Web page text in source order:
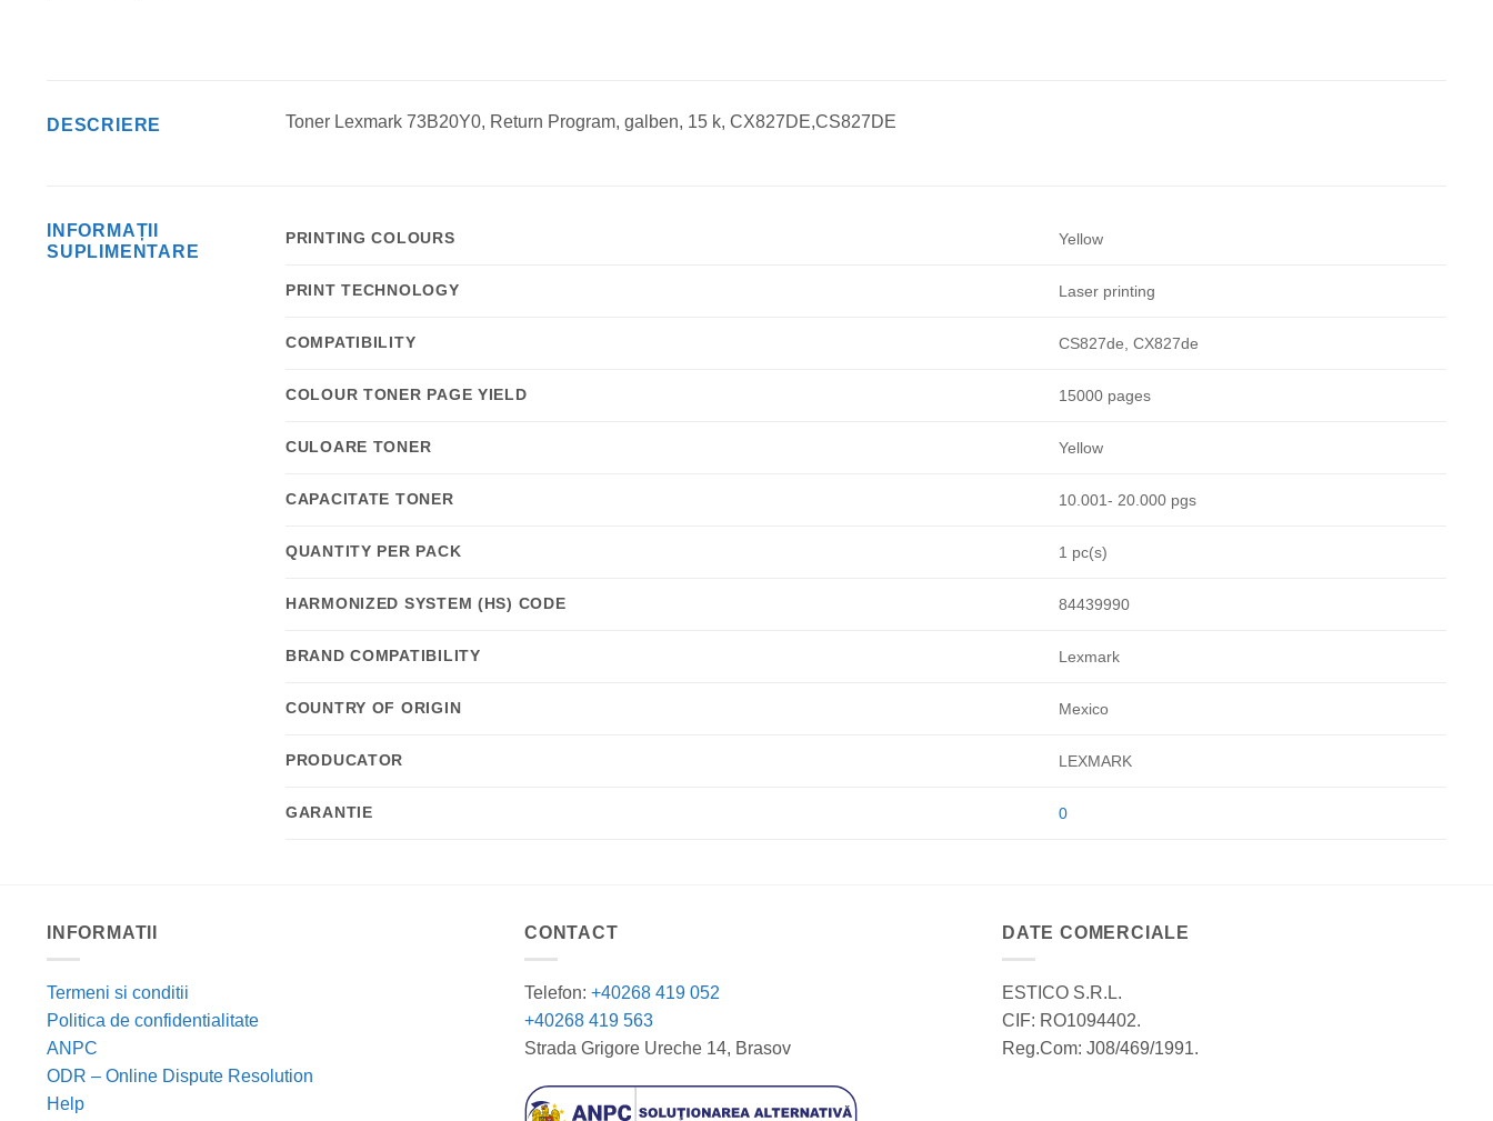
DESCRIERE Toner Lexmark 73B20Y0, Return Program, galben, 15 k, CX827DE,CS827DE
INFORMAȚII
SUPLIMENTARE
PRINTING COLOURS Yellow
PRINT TECHNOLOGY Laser printing
COMPATIBILITY CS827de, CX827de
COLOUR TONER PAGE YIELD 15000 pages
CULOARE TONER Yellow
CAPACITATE TONER 10.001- 20.000 pgs
QUANTITY PER PACK 1 pc(s)
HARMONIZED SYSTEM (HS) CODE 84439990
BRAND COMPATIBILITY Lexmark
COUNTRY OF ORIGIN Mexico
PRODUCATOR LEXMARK
GARANTIE 0
INFORMATII
Termeni si conditii
Politica de confidentialitate
ANPC
ODR – Online Dispute Resolution
Help
CONTACT
Telefon: +40268 419 052
+40268 419 563
Strada Grigore Ureche 14, Brasov
DATE COMERCIALE
ESTICO S.R.L.
CIF: RO1094402.
Reg.Com: J08/469/1991.